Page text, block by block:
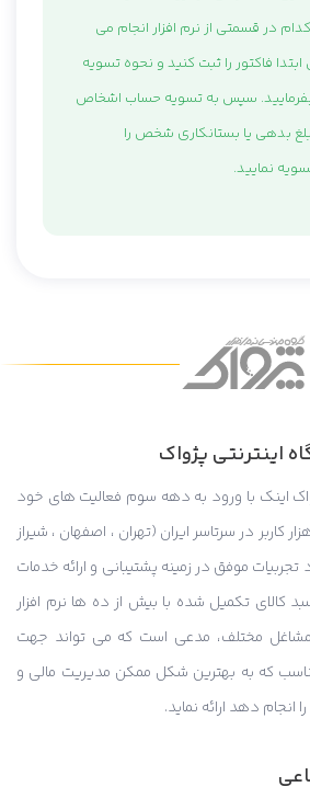
در قسمتی از نرم افزار انجام می
فاکتور را ثبت کنید و نحوه تسویه
سپس به تسویه حساب اشخاص
بدهی یا بستانکاری شخص را
نمایید.
اینترنتی پژواک
اینک با ورود به دهه سوم فعالیت های خود
کاربر در سرتاسر ایران (تهران ، اصفهان ، شیراز
موفق در زمینه پشتیبانی و ارائه خدمات
تکمیل شده با بیش از ده ها نرم افزار
مختلف، مدعی است که می تواند جهت
که به بهترین شکل ممکن مدیریت مالی و
انجام دهد ارائه نماید.